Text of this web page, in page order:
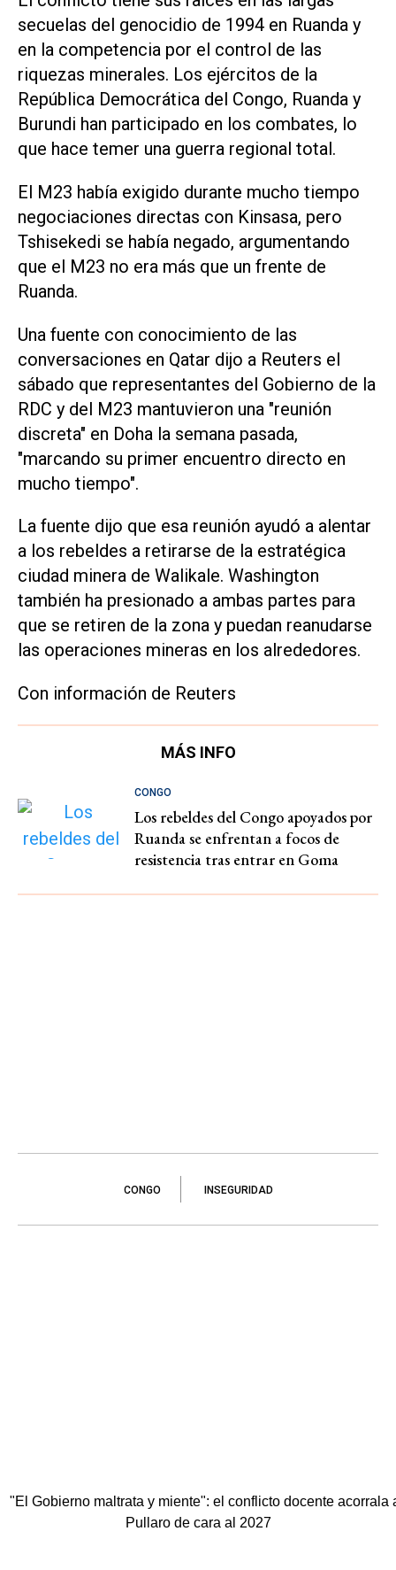
secuelas del genocidio de 1994 en Ruanda y
en la competencia por el control de las
riquezas minerales. Los ejércitos de la
República Democrática del Congo, Ruanda y
Burundi han participado en los combates, lo
que hace temer una guerra regional total.
El M23 había exigido durante mucho tiempo
negociaciones directas con Kinsasa, pero
Tshisekedi se había negado, argumentando
que el M23 no era más que un frente de
Ruanda.
Una fuente con conocimiento de las
conversaciones en Qatar dijo a Reuters el
sábado que representantes del Gobierno de la
RDC y del M23 mantuvieron una "reunión
discreta" en Doha la semana pasada,
"marcando su primer encuentro directo en
mucho tiempo".
La fuente dijo que esa reunión ayudó a alentar
a los rebeldes a retirarse de la estratégica
ciudad minera de Walikale. Washington
también ha presionado a ambas partes para
que se retiren de la zona y puedan reanudarse
las operaciones mineras en los alrededores.
Con información de Reuters
MÁS INFO
CONGO
Los rebeldes del Congo apoyados por
Ruanda se enfrentan a focos de
resistencia tras entrar en Goma
CONGO INSEGURIDAD